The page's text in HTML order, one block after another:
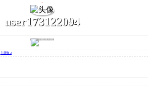
user173122094
发消息
主题数 2